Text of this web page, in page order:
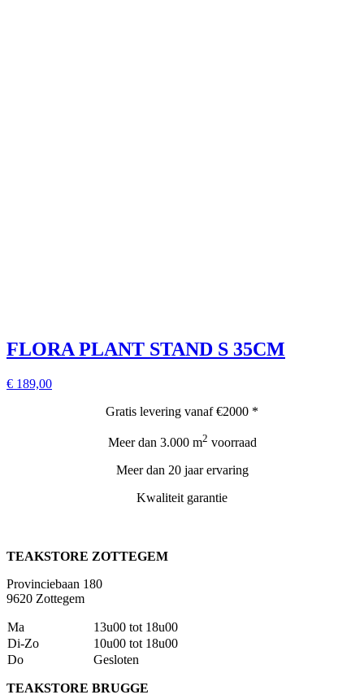
FLORA PLANT STAND S 35CM
€ 189,00
Gratis levering vanaf €2000 *
Meer dan 3.000 m2 voorraad
Meer dan 20 jaar ervaring
Kwaliteit garantie
TEAKSTORE ZOTTEGEM
Provinciebaan 180
9620 Zottegem
Ma
13u00 tot 18u00
Di-Zo
10u00 tot 18u00
Do
Gesloten
TEAKSTORE BRUGGE